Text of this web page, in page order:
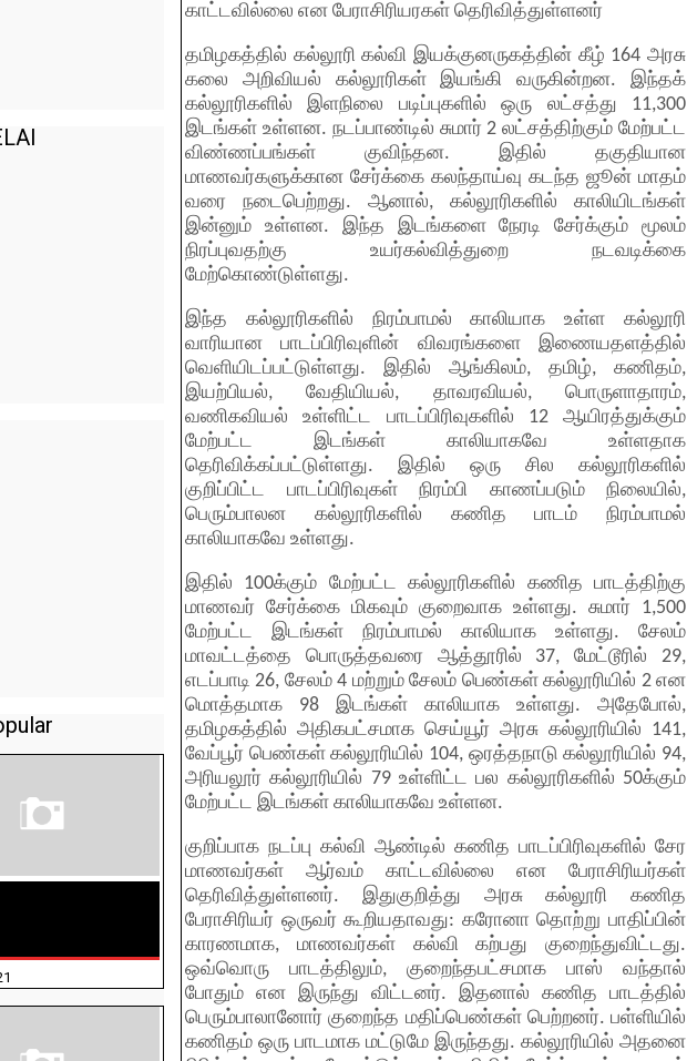
காட்டவில்லை என பேராசிரியரகள் தெரிவித்துள்ளனர்
தமிழகத்தில் கல்லூரி கல்வி இயக்குனருகத்தின் கீழ் 164 அரசு
கலை அறிவியல் கல்லூரிகள் இயங்கி வருகின்றன. இந்தக்
கல்லூரிகளில் இளநிலை படிப்புகளில் ஒரு லட்சத்து 11,300
இடங்கள் உள்ளன. நடப்பாண்டில் சுமார் 2 லட்சத்திற்கும் மேற்பட்ட
விண்ணப்பங்கள் குவிந்தன. இதில் தகுதியான
மாணவர்களுக்கான சேர்க்கை கலந்தாய்வு கடந்த ஜூன் மாதம்
வரை நடைபெற்றது. ஆனால், கல்லூரிகளில் காலியிடங்கள்
இன்னும் உள்ளன. இந்த இடங்களை நேரடி சேர்க்கும் மூலம்
நிரப்புவதற்கு உயர்கல்வித்துறை நடவடிக்கை
மேற்கொண்டுள்ளது.
இந்த கல்லூரிகளில் நிரம்பாமல் காலியாக உள்ள கல்லூரி
வாரியான பாடப்பிரிவுளின் விவரங்களை இணையதளத்தில்
வெளியிடப்பட்டுள்ளது. இதில் ஆங்கிலம், தமிழ், கணிதம்,
இயற்பியல், வேதியியல், தாவரவியல், பொருளாதாரம்,
வணிகவியல் உள்ளிட்ட பாடப்பிரிவுகளில் 12 ஆயிரத்துக்கும்
மேற்பட்ட இடங்கள் காலியாகவே உள்ளதாக
தெரிவிக்கப்பட்டுள்ளது. இதில் ஒரு சில கல்லூரிகளில்
குறிப்பிட்ட பாடப்பிரிவுகள் நிரம்பி காணப்படும் நிலையில்,
பெரும்பாலன கல்லூரிகளில் கணித பாடம் நிரம்பாமல்
காலியாகவே உள்ளது.
இதில் 100க்கும் மேற்பட்ட கல்லூரிகளில் கணித பாடத்திற்கு
மாணவர் சேர்க்கை மிகவும் குறைவாக உள்ளது. சுமார் 1,500
மேற்பட்ட இடங்கள் நிரம்பாமல் காலியாக உள்ளது. சேலம்
மாவட்டத்தை பொருத்தவரை ஆத்தூரில் 37, மேட்டூரில் 29,
எடப்பாடி 26, சேலம் 4 மற்றும் சேலம் பெண்கள் கல்லூரியில் 2 என
மொத்தமாக 98 இடங்கள் காலியாக உள்ளது. அதேபோல்,
தமிழகத்தில் அதிகபட்சமாக செய்யூர் அரசு கல்லூரியில் 141,
வேப்பூர் பெண்கள் கல்லூரியில் 104, ஒரத்தநாடு கல்லூரியில் 94,
அரியலூர் கல்லூரியில் 79 உள்ளிட்ட பல கல்லூரிகளில் 50க்கும்
மேற்பட்ட இடங்கள் காலியாகவே உள்ளன.
குறிப்பாக நடப்பு கல்வி ஆண்டில் கணித பாடப்பிரிவுகளில் சேர
மாணவர்கள் ஆர்வம் காட்டவில்லை என பேராசிரியர்கள்
தெரிவித்துள்ளனர். இதுகுறித்து அரசு கல்லூரி கணித
பேராசிரியர் ஒருவர் கூறியதாவது: கரோனா தொற்று பாதிப்பின்
காரணமாக, மாணவர்கள் கல்வி கற்பது குறைந்துவிட்டது.
ஒவ்வொரு பாடத்திலும், குறைந்தபட்சமாக பாஸ் வந்தால்
போதும் என இருந்து விட்டனர். இதனால் கணித பாடத்தில்
பெரும்பாலானோர் குறைந்த மதிப்பெண்கள் பெற்றனர். பள்ளியில்
கணிதம் ஒரு பாடமாக மட்டுமே இருந்தது. கல்லூரியில் அதனை